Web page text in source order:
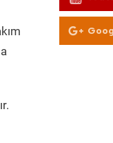
Olun